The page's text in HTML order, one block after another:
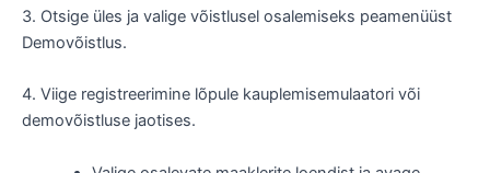
3. Otsige üles ja valige võistlusel osalemiseks peamenüüst
Demovõistlus.
4. Viige registreerimine lõpule kauplemisemulaatori või
demovõistluse jaotises.